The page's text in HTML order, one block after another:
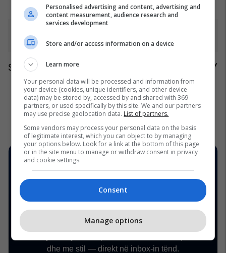
@designbroker
#greenscreen @designbroker
#landscaping #homedecor
Shikuesit ishin mirënjohës për këshillat.
Personalised advertising and content, advertising and
content measurement, audience research and
services development
Store and/or access information on a device
Learn more
Your personal data will be processed and information from
your device (cookies, unique identifiers, and other device
data) may be stored by, accessed by and shared with 369
partners, or used specifically by this site. We and our partners
may use precise geolocation data. List of partners.
Some vendors may process your personal data on the basis
of legitimate interest, which you can object to by managing
your options below. Look for a link at the bottom of this page
or in the site menu to manage or withdraw consent in privacy
and cookie settings.
Consent
Manage options